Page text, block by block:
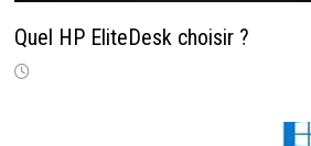
Quel HP EliteDesk choisir ?